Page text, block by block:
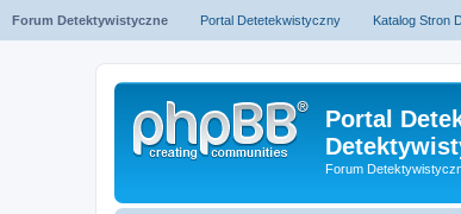
Forum Detektywistyczne Portal Detetekwistyczny Katalog Stron
Portal
Forum